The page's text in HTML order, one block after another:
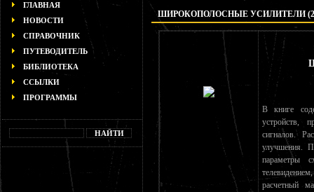
ГЛАВНАЯ
НОВОСТИ
СПРАВОЧНИК
ПУТЕВОДИТЕЛЬ
БИБЛИОТЕКА
ССЫЛКИ
ПРОГРАММЫ
ШИРОКОПОЛОСНЫЕ УСИЛИТЕЛИ
В книге
устройств,
сигналов.
улучшения.
параметры
расчетный